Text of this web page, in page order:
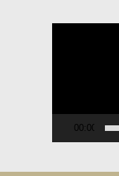
00:00